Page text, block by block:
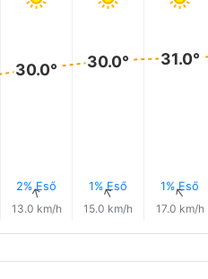
30.0°
2% Eső
↑
13.0 km/h
30.0°
1% Eső
↑
15.0 km/h
31.0°
1% Eső
↑
17.0 km/h